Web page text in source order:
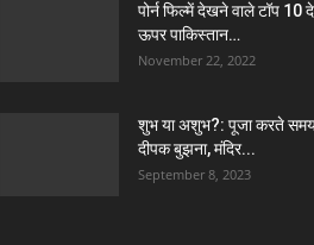
पोर्न फिल्में देखने वाले टॉप 10
ऊपर पाकिस्तान…
November 22, 2022
शुभ या अशुभ?: पूजा करते
दीपक बुझना, मंदिर...
September 8, 2023